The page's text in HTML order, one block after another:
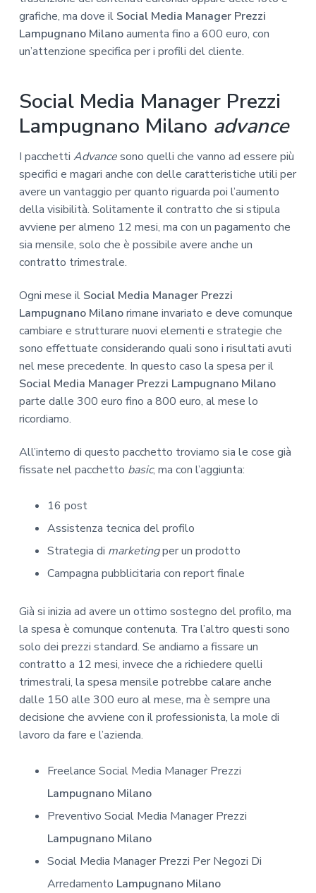
grafiche, ma dove il Social Media Manager Prezzi
Lampugnano Milanoaumenta fino a 600 euro, con
un’attenzione specifica per i profili del cliente.
Social Media Manager Prezzi
Lampugnano Milano advance
I pacchetti Advancesono quelli che vanno ad essere più
specifici e magari anche con delle caratteristiche utili per
avere un vantaggio per quanto riguarda poi l’aumento
della visibilità. Solitamente il contratto che si stipula
avviene per almeno 12 mesi, ma con un pagamento che
sia mensile, solo che è possibile avere anche un
contratto trimestrale.
Ogni mese il Social Media Manager Prezzi
Lampugnano Milanorimane invariato e deve comunque
cambiare e strutturare nuovi elementi e strategie che
sono effettuate considerando quali sono i risultati avuti
nel mese precedente. In questo caso la spesa per il
Social Media Manager Prezzi Lampugnano Milano
parte dalle 300 euro fino a 800 euro, al mese lo
ricordiamo.
All’interno di questo pacchetto troviamo sia le cose già
fissate nel pacchetto basic, ma con l’aggiunta:
16 post
Assistenza tecnica del profilo
Strategia di marketingper un prodotto
Campagna pubblicitaria con report finale
Già si inizia ad avere un ottimo sostegno del profilo, ma
la spesa è comunque contenuta. Tra l’altro questi sono
solo dei prezzi standard. Se andiamo a fissare un
contratto a 12 mesi, invece che a richiedere quelli
trimestrali, la spesa mensile potrebbe calare anche
dalle 150 alle 300 euro al mese, ma è sempre una
decisione che avviene con il professionista, la mole di
lavoro da fare e l’azienda.
Freelance Social Media Manager Prezzi
Lampugnano Milano
Preventivo Social Media Manager Prezzi
Lampugnano Milano
Social Media Manager Prezzi Per Negozi Di
Arredamento Lampugnano Milano